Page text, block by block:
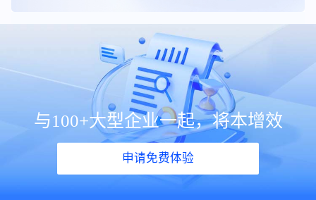
与100+大型企业一起，将本增效
申请免费体验